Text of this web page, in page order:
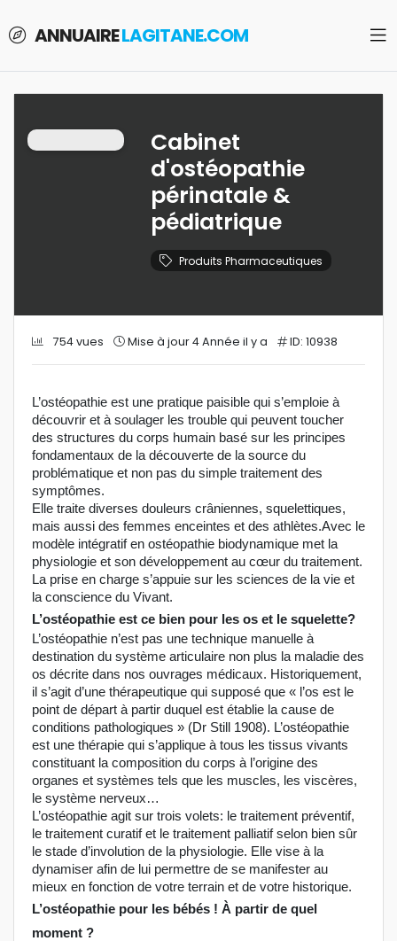
ANNUAIRELAGITANE.COM
Cabinet
d'ostéopathie
périnatale &
pédiatrique
Produits Pharmaceutiques
754 vues Mise à jour 4 Année il y a ID: 10938
L’ostéopathie est une pratique paisible qui s’emploie à
découvrir et à soulager les trouble qui peuvent toucher
des structures du corps humain basé sur les principes
fondamentaux de la découverte de la source du
problématique et non pas du simple traitement des
symptômes.
Elle traite diverses douleurs crâniennes, squelettiques,
mais aussi des femmes enceintes et des athlètes.Avec le
modèle intégratif en ostéopathie biodynamique met la
physiologie et son développement au cœur du traitement.
La prise en charge s’appuie sur les sciences de la vie et
la conscience du Vivant.
L’ostéopathie est ce bien pour les os et le squelette?
L’ostéopathie n’est pas une technique manuelle à
destination du système articulaire non plus la maladie des
os décrite dans nos ouvrages médicaux. Historiquement,
il s’agit d’une thérapeutique qui supposé que « l’os est le
point de départ à partir duquel est établie la cause de
conditions pathologiques » (Dr Still 1908). L’ostéopathie
est une thérapie qui s’applique à tous les tissus vivants
constituant la composition du corps à l’origine des
organes et systèmes tels que les muscles, les viscères,
le système nerveux…
L’ostéopathie agit sur trois volets: le traitement préventif,
le traitement curatif et le traitement palliatif selon bien sûr
le stade d’involution de la physiologie. Elle vise à la
dynamiser afin de lui permettre de se manifester au
mieux en fonction de votre terrain et de votre historique.
L’ostéopathie pour les bébés ! À partir de quel
moment ?